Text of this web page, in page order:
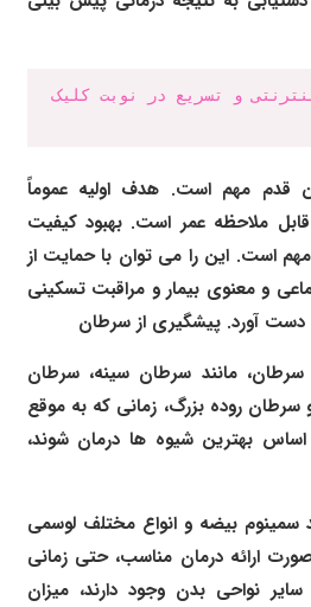
برای دریافت نوبت اینترنتی و تسریع در نوبت کلیک
قدم مهم است. هدف اولیه عموماً
ملاحظه عمر است. بهبود کیفیت
است. این را می توان با حمایت از
و معنوی بیمار و مراقبت تسکینی
دست آورد.پیشگیری از سرطان
سرطان، مانند سرطان سینه، سرطان
روده بزرگ، زمانی که به موقع
بهترین شیوه ها درمان شوند،
سمینوم بیضه و انواع مختلف لوسمی
ارائه درمان مناسب، حتی زمانی
نواحی بدن وجود دارند، میزان